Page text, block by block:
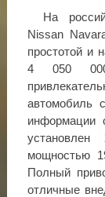
На
Nissan
простотой и
4 050
автомобиль
информации
установлен
мощностью
Полный
отличные